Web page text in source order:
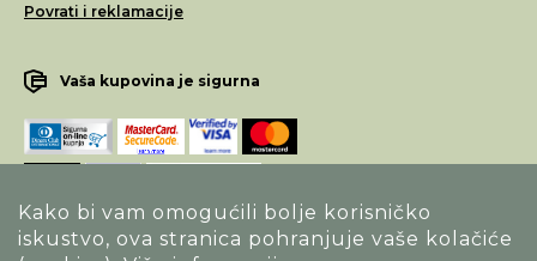
Kako bi vam omogućili bolje korisničko
iskustvo, ova stranica pohranjuje vaše kolačiće
Povrati i reklamacije
Vaša kupovina je sigurna